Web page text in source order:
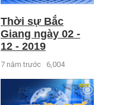
Thời sự Bắc
Giang ngày 02 -
12 - 2019
7 năm trước 6,004